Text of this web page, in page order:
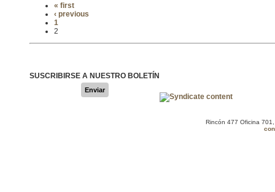
« first
‹ previous
1
2
SUSCRIBIRSE A NUESTRO BOLETÍN
Enviar
Rincón 477 Oficina